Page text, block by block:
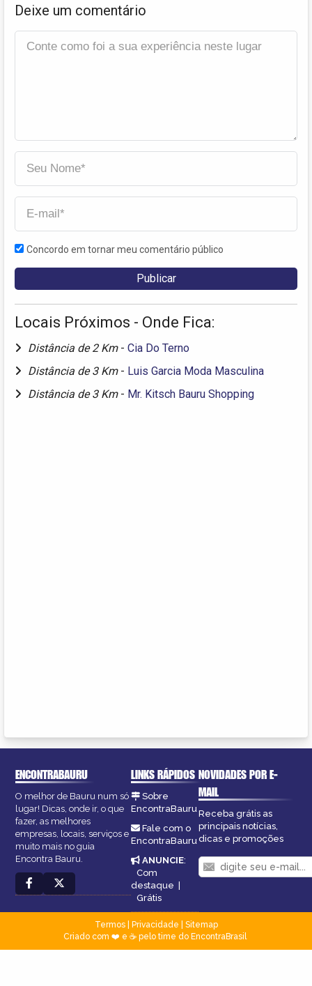
Deixe um comentário
Concordo em tornar meu comentário público
Locais Próximos - Onde Fica:
Distância de 2 Km - Cia Do Terno
Distância de 3 Km - Luis Garcia Moda Masculina
Distância de 3 Km - Mr. Kitsch Bauru Shopping
ENCONTRABAURU
O melhor de Bauru num só
lugar! Dicas, onde ir, o que
fazer, as melhores
empresas, locais, serviços e
muito mais no guia
Encontra Bauru.
LINKS RÁPIDOS
Sobre
EncontraBauru
Fale com o
EncontraBauru
ANUNCIE:
Com
destaque |
Grátis
NOVIDADES POR E-
MAIL
Receba grátis as
principais notícias,
dicas e promoções
Termos| Privacidade
Sitemap
Criado com ❤️ e ☕ pelo time do EncontraBrasil